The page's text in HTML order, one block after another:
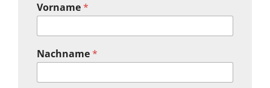
Vorname*
Nachname*